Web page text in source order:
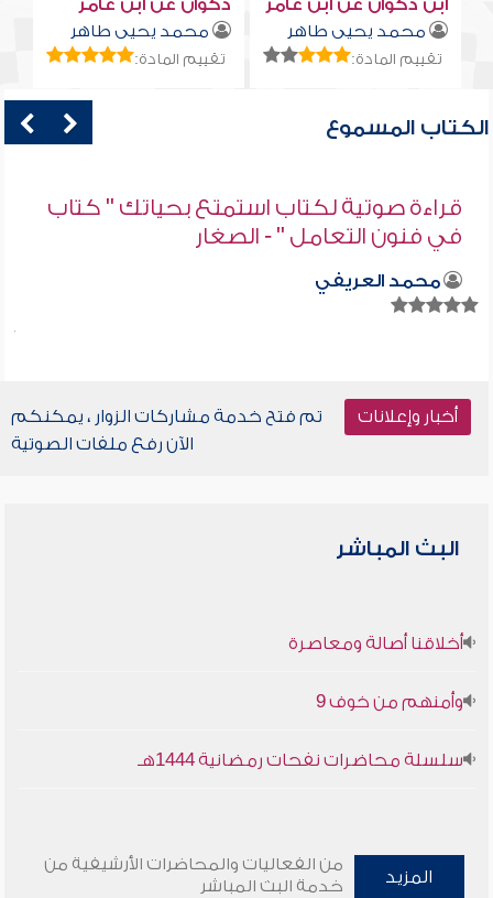
ابن ذكوان عن ابن عامر
محمد يحيى طاهر
تقييم المادة:
ذكوان عن ابن عامر
محمد يحيى طاهر
تقييم المادة:
الكتاب المسموع
قراءة صوتية لكتاب استمتع بحياتك " كتاب
في فنون التعامل " - الصغار
محمد العريفي
أخبار وإعلانات
تم فتح خدمة مشاركات الزوار ، يمكنكم
الآن رفع ملفات الصوتية
البث المباشر
أخلاقنا أصالة ومعاصرة
وأمنهم من خوف 9
سلسلة محاضرات نفحات رمضانية 1444هـ
المزيد
من الفعاليات والمحاضرات الأرشيفية من
خدمة البث المباشر